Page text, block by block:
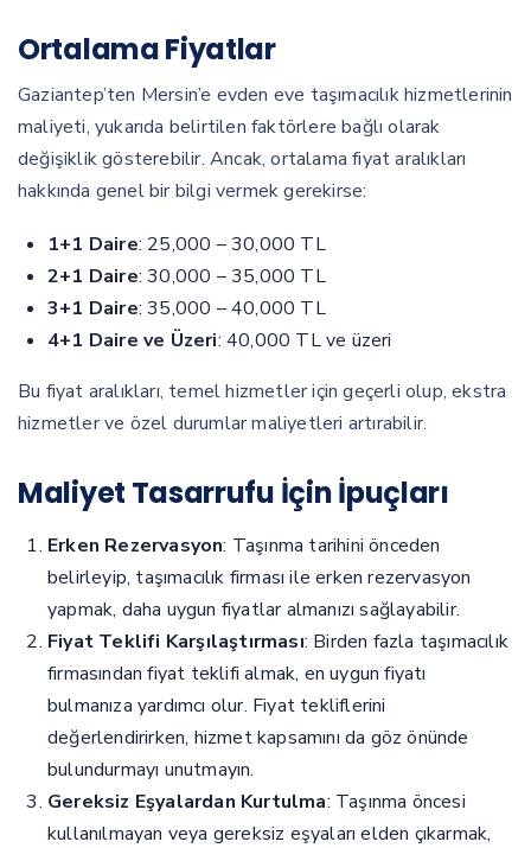
Ortalama Fiyatlar
Gaziantep’ten Mersin’e evden eve taşımacılık hizmetlerinin
maliyeti, yukarıda belirtilen faktörlere bağlı olarak
değişiklik gösterebilir. Ancak, ortalama fiyat aralıkları
hakkında genel bir bilgi vermek gerekirse:
1+1 Daire: 25,000 – 30,000 TL
2+1 Daire: 30,000 – 35,000 TL
3+1 Daire: 35,000 – 40,000 TL
4+1 Daire ve Üzeri: 40,000 TL ve üzeri
Bu fiyat aralıkları, temel hizmetler için geçerli olup, ekstra
hizmetler ve özel durumlar maliyetleri artırabilir.
Maliyet Tasarrufu İçin İpuçları
Erken Rezervasyon: Taşınma tarihini önceden
belirleyip, taşımacılık firması ile erken rezervasyon
yapmak, daha uygun fiyatlar almanızı sağlayabilir.
Fiyat Teklifi Karşılaştırması: Birden fazla taşımacılık
firmasından fiyat teklifi almak, en uygun fiyatı
bulmanıza yardımcı olur. Fiyat tekliflerini
değerlendirirken, hizmet kapsamını da göz önünde
bulundurmayı unutmayın.
Gereksiz Eşyalardan Kurtulma: Taşınma öncesi
kullanılmayan veya gereksiz eşyaları elden çıkarmak,